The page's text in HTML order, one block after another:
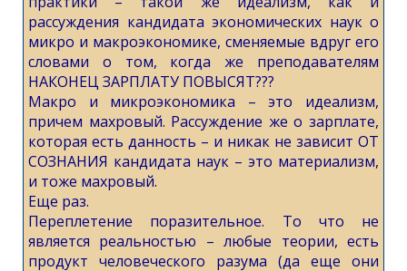
рассуждения кандидата экономических наук о
микро и макроэкономике, сменяемые вдруг его
словами о том, когда же преподавателям
НАКОНЕЦ ЗАРПЛАТУ ПОВЫСЯТ???
Макро и микроэкономика – это идеализм,
причем махровый. Рассуждение же о зарплате,
которая есть данность – и никак не зависит ОТ
СОЗНАНИЯ кандидата наук – это материализм,
и тоже махровый.
Еще раз.
Переплетение поразительное. То что не
является реальностью – любые теории, есть
продукт человеческого разума (да еще они